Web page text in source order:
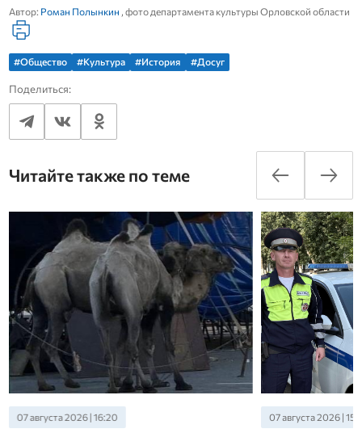
Автор: Роман Полынкин , фото департамента культуры Орловской области
#Общество #Культура #История #Досуг
Поделиться:
Читайте также по теме
07 августа 2026 | 16:20 07 августа 2026 |